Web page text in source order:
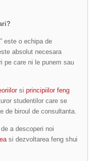
” este o echipa de
absolut necesara
pe care ni le punem sau
si principiilor feng
studentilor care se
de biroul de consultanta.
a descoperi noi
si dezvoltarea feng shui